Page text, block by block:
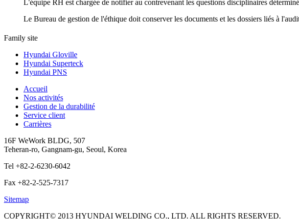
L'équipe RH est chargée de notifier au contrevenant les questions disciplinaires
Le Bureau de gestion de l'éthique doit conserver les documents et les dossiers liés à
Family site
Hyundai Gloville
Hyundai Superteck
Hyundai PNS
Accueil
Nos activités
Gestion de la durabilité
Service client
Carrières
16F WeWork BLDG, 507
Teheran-ro, Gangnam-gu, Seoul, Korea
Tel +82-2-6230-6042
Fax +82-2-525-7317
Sitemap
COPYRIGHT© 2013 HYUNDAI WELDING CO., LTD. ALL RIGHTS RESERVED.